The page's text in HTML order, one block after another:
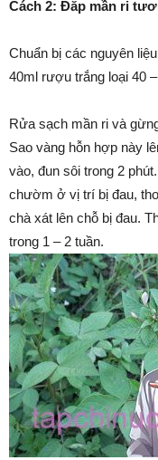
Cách 2: Đắp mần ri
Chuẩn bị các nguyên
40ml rượu trắng loại 40
Rửa sạch mần ri và
Sao vàng hỗn hợp này
vào, đun sôi trong 2
chườm ở vị trí bị đau,
chà xát lên chỗ bị đau.
trong 1 – 2 tuần.